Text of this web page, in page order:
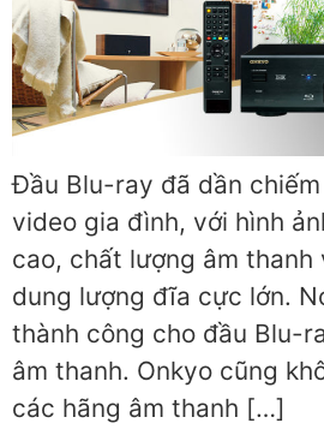
Đầu Blu-ray đã dần
video gia đình, với hình
cao, chất lượng âm
dung lượng đĩa cực lớn.
thành công cho đầu Blu-
âm thanh. Onkyo cũng
các hãng âm thanh […]